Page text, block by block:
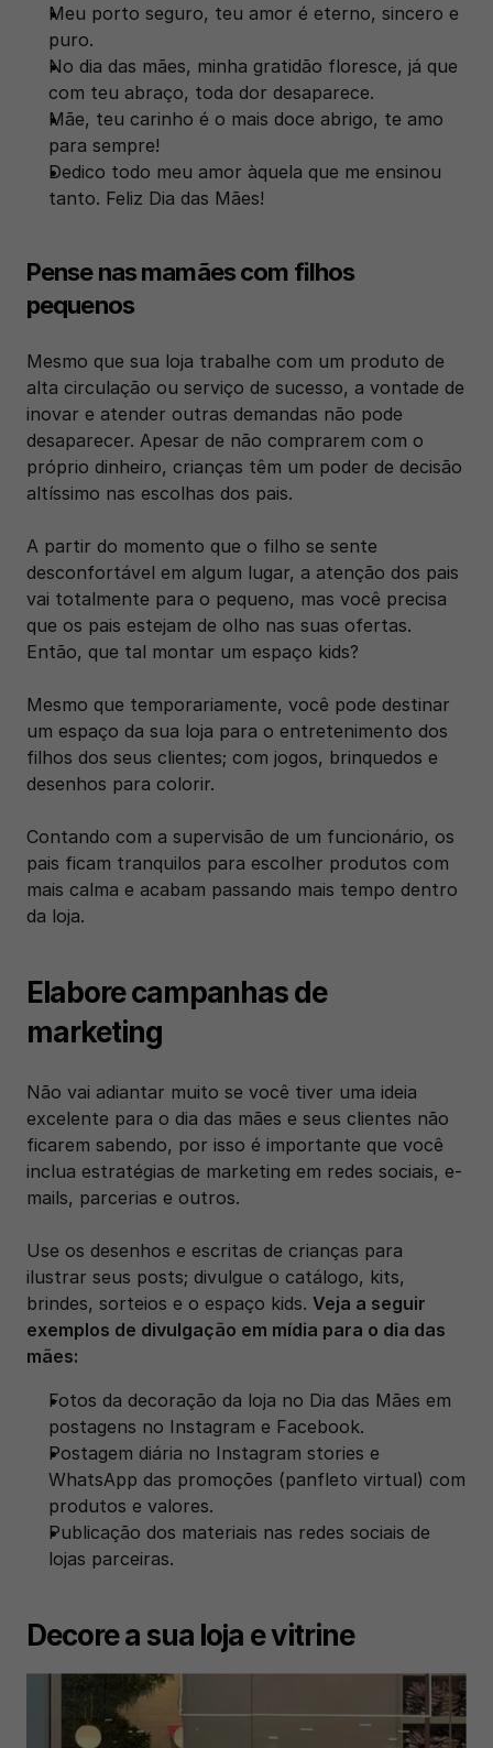
Meu porto seguro, teu amor é eterno, sincero e
puro.
No dia das mães, minha gratidão floresce, já que
com teu abraço, toda dor desaparece.
Mãe, teu carinho é o mais doce abrigo, te amo
para sempre!
Dedico todo meu amor àquela que me ensinou
tanto. Feliz Dia das Mães!
Pense nas mamães com filhos
pequenos
Mesmo que sua loja trabalhe com um produto de
alta circulação ou serviço de sucesso, a vontade de
inovar e atender outras demandas não pode
desaparecer. Apesar de não comprarem com o
próprio dinheiro, crianças têm um poder de decisão
altíssimo nas escolhas dos pais.
A partir do momento que o filho se sente
desconfortável em algum lugar, a atenção dos pais
vai totalmente para o pequeno, mas você precisa
que os pais estejam de olho nas suas ofertas.
Então, que tal montar um espaço kids?
Mesmo que temporariamente, você pode destinar
um espaço da sua loja para o entretenimento dos
filhos dos seus clientes; com jogos, brinquedos e
desenhos para colorir.
Contando com a supervisão de um funcionário, os
pais ficam tranquilos para escolher produtos com
mais calma e acabam passando mais tempo dentro
da loja.
Elabore campanhas de
marketing
Não vai adiantar muito se você tiver uma ideia
excelente para o dia das mães e seus clientes não
ficarem sabendo, por isso é importante que você
inclua estratégias de marketing em redes sociais, e-
mails, parcerias e outros.
Use os desenhos e escritas de crianças para
ilustrar seus posts; divulgue o catálogo, kits,
brindes, sorteios e o espaço kids. Veja a seguir
exemplos de divulgação em mídia para o dia das
mães:
Fotos da decoração da loja no Dia das Mães em
postagens no Instagram e Facebook.
Postagem diária no Instagram stories e
WhatsApp das promoções (panfleto virtual) com
produtos e valores.
Publicação dos materiais nas redes sociais de
lojas parceiras.
Decore a sua loja e vitrine